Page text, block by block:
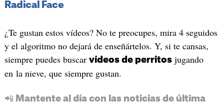
Radical Face
¿Te gustan estos vídeos? No te preocupes, mira 4 seguidos
y el algoritmo no dejará de enseñártelos. Y, si te cansas,
siempre puedes buscar vídeos de perritosjugando
en la nieve, que siempre gustan.
📲 Mantente al día con las noticias de última